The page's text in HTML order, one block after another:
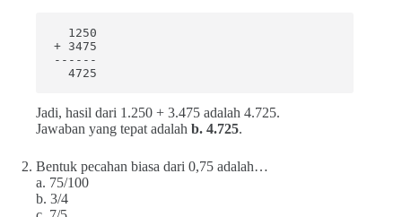
  1250
+ 3475
------
  4725
Jadi, hasil dari 1.250 + 3.475 adalah 4.725.
Jawaban yang tepat adalah b. 4.725.
Bentuk pecahan biasa dari 0,75 adalah…
a. 75/100
b. 3/4